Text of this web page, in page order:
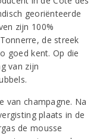
georiënteerde
zijn 100%
de streek
goed kent. Op die
van zijn
van champagne. Na
plaats in de
de mousse